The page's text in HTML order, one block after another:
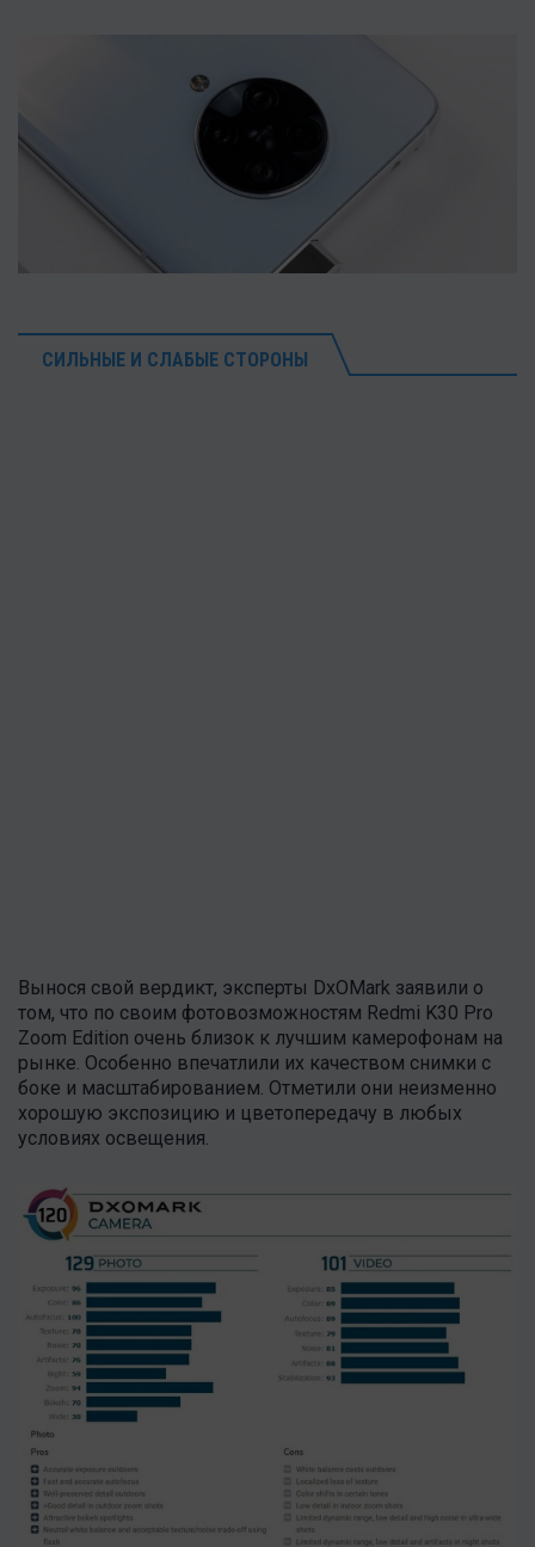
СИЛЬНЫЕ И СЛАБЫЕ СТОРОНЫ
Вынося свой вердикт, эксперты DxOMark заявили о
том, что по своим фотовозможностям Redmi K30 Pro
Zoom Edition очень близок к лучшим камерофонам на
рынке. Особенно впечатлили их качеством снимки с
боке и масштабированием. Отметили они неизменно
хорошую экспозицию и цветопередачу в любых
условиях освещения.